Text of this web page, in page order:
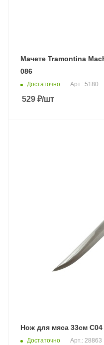
Мачете Tramontina
086
Достаточно Арт.: 5180
529 ₽/шт
Нож для мяса 33см С04
Достаточно Арт.: 28863